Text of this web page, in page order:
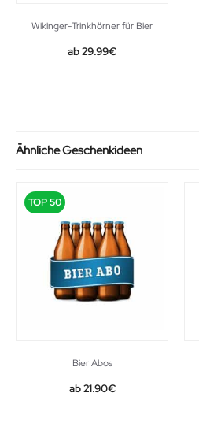
Wikinger-Trinkhörner für Bier
Original
29.99€Current
Ähnliche Geschenkideen
TOP 50
Bier Abos
21.90€